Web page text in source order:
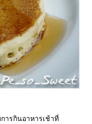
ารกินอาหารเช้าที่